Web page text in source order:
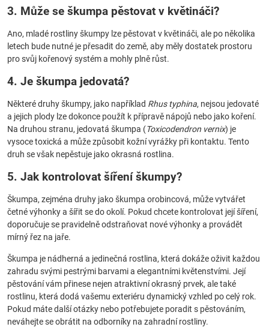
3. Může se škumpa pěstovat v květináči?
Ano, mladé rostliny škumpy lze pěstovat v květináči, ale po několika
letech bude nutné je přesadit do země, aby měly dostatek prostoru
pro svůj kořenový systém a mohly plně růst.
4. Je škumpa jedovatá?
Některé druhy škumpy, jako například Rhus typhina, nejsou jedovaté
a jejich plody lze dokonce použít k přípravě nápojů nebo jako koření.
Na druhou stranu, jedovatá škumpa (Toxicodendron vernix) je
vysoce toxická a může způsobit kožní vyrážky při kontaktu. Tento
druh se však nepěstuje jako okrasná rostlina.
5. Jak kontrolovat šíření škumpy?
Škumpa, zejména druhy jako škumpa orobincová, může vytvářet
četné výhonky a šířit se do okolí. Pokud chcete kontrolovat její šíření,
doporučuje se pravidelně odstraňovat nové výhonky a provádět
mírný řez na jaře.
Škumpa je nádherná a jedinečná rostlina, která dokáže oživit každou
zahradu svými pestrými barvami a elegantními květenstvími. Její
pěstování vám přinese nejen atraktivní okrasný prvek, ale také
rostlinu, která dodá vašemu exteriéru dynamický vzhled po celý rok.
Pokud máte další otázky nebo potřebujete poradit s pěstováním,
neváhejte se obrátit na odborníky na zahradní rostliny.